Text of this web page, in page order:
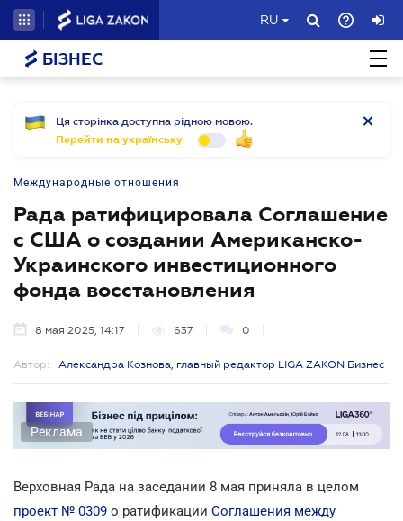
RU
БІЗНЕС
Ця сторінка доступна рідною мовою.
Перейти на українську
Международные отношения
Рада ратифицировала Соглашение
с США о создании Американско-
Украинского инвестиционного
фонда восстановления
8 мая 2025, 14:17 637 0
Автор: Александра Кознова, главный редактор LIGA ZAKON Бизнес
Реклама
Верховная Рада на заседании 8 мая приняла в целом
проект № 0309 о ратификации Соглашения между